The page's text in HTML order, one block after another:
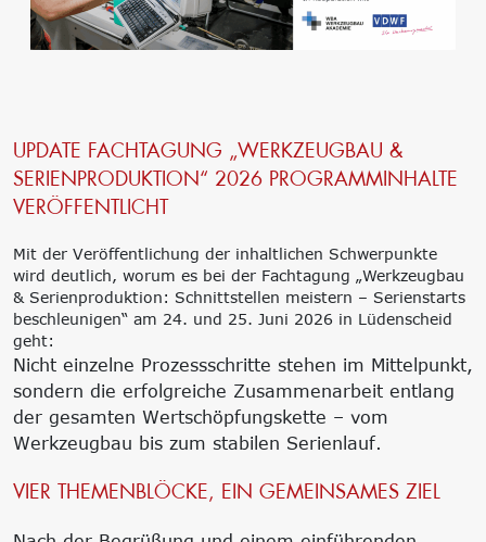
‘Lernen formt
Zukunft’
Transformation,
Umsetzung
Innovationsnetzwerke
Internationalisierung
Portfolio
Doppelte
Wesentlichkeit, KPI &
Strategien
Footprint (CCF)
Environmental Product
Declaration (EPD)
UPDATE FACHTAGUNG „WERKZEUGBAU &
SERIENPRODUKTION“ 2026 PROGRAMMINHALTE
VERÖFFENTLICHT
Mit der Veröffentlichung der inhaltlichen Schwerpunkte
wird deutlich, worum es bei der Fachtagung „Werkzeugbau
& Serienproduktion: Schnittstellen meistern – Serienstarts
beschleunigen“ am 24. und 25. Juni 2026 in Lüdenscheid
geht:
Nicht einzelne Prozessschritte stehen im Mittelpunkt,
sondern die erfolgreiche Zusammenarbeit entlang
der gesamten Wertschöpfungskette – vom
Werkzeugbau bis zum stabilen Serienlauf.
VIER THEMENBLÖCKE, EIN GEMEINSAMES ZIEL